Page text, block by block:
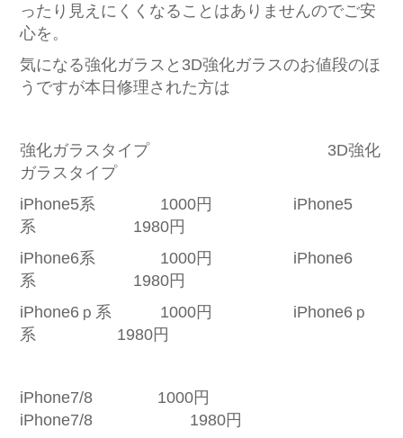
ったり見えにくくなることはありませんのでご安
心を。
気になる強化ガラスと3D強化ガラスのお値段のほ
うですが本日修理された方は
強化ガラスタイプ 3D強化
ガラスタイプ
iPhone5系 1000円 iPhone5
系 1980円
iPhone6系 1000円 iPhone6
系 1980円
iPhone6ｐ系 1000円 iPhone6ｐ
系 1980円
iPhone7/8 1000円
iPhone7/8 1980円